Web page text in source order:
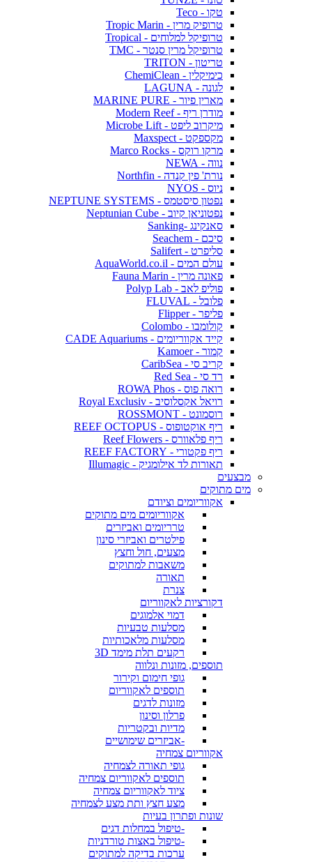
טקו - Teco
טרופיק מרין - Tropic Marin
טרופיקל למלוחים - Tropical
טרופיקל מרין סנטר - TMC
טריטון - TRITON
כימיקלין - ChemiClean
לגונה - LAGUNA
מארין פיור - MARINE PURE
מודרן ריף - Modern Reef
מיקרוב ליפט - Microbe Lift
מקספקט - Maxspect
מרקו רוקס - Marco Rocks
נווה - NEWA
נורת' פין קנדה - Northfin
ניוס - NYOS
נפטון סיסטמס - NEPTUNE SYSTEMS
נפטוניאן קיוב - Neptunian Cube
סאנקינג -Sanking
סיכם - Seachem
סליפרט - Salifert
עולם המים - AquaWorld.co.il
פאונה מרין - Fauna Marin
פוליפ לאב - Polyp Lab
פלובל - FLUVAL
פליפר - Flipper
קולומבו - Colombo
קייד אקווריומים - CADE Aquariums
קמור - Kamoer
קריב סי - CaribSea
רד סי - Red Sea
רואה פוס - ROWA Phos
רויאל אקסלוסיב - Royal Exclusiv
רוסמונט - ROSSMONT
ריף אוקטופוס - REEF OCTOPUS
ריף פלאוורס - Reef Flowers
ריף פקטורי - REEF FACTORY
תאורות לד אילומגיק - Illumagic
מבצעים
מים מתוקים
אקווריומים וציודם
אקווריומים מים מתוקים
טרריומים ואביזרים
פילטרים ואביזרי סינון
מצעים, חול וחצץ
משאבות למתוקים
תאורה
צנרת
דקורציות לאקווריום
דמוי אלמוגים
מסלעות טבעיות
מסלעות מלאכותיות
רקעים תלת מימד 3D
תוספים, מזונות ונלווה
גופי חימום וקירור
תוספים לאקווריום
מזונות לדגים
פרלון וסינון
מדיות ובקטריות
-אביזרים שימושיים
אקווריום צמחיה
גופי תאורה לצמחיה
תוספים לאקווריום צמחיה
ציוד לאקווריום צמחיה
מצע חצץ ותת מצע לצמחיה
שונות ופתרון בעיות
-טיפול במחלות דגים
-טיפול באצות טורדניות
ערכות בדיקה למתוקים